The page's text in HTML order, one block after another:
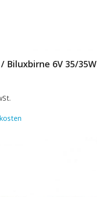
Biluxbirne 6V 35/35W